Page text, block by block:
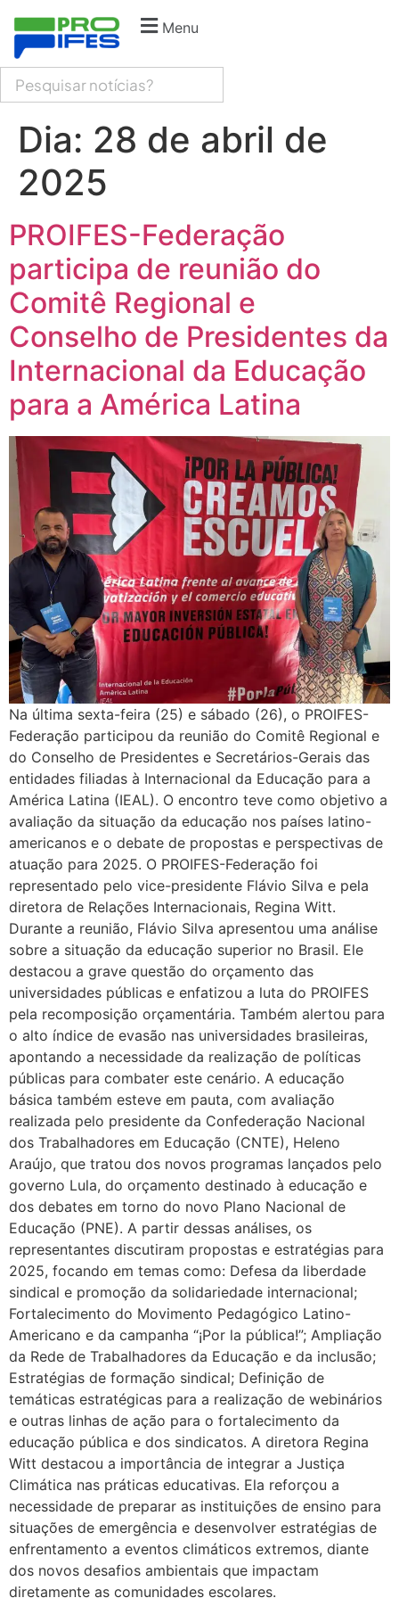
Menu
Dia: 28 de abril de
2025
PROIFES-Federação
participa de reunião do
Comitê Regional e
Conselho de Presidentes da
Internacional da Educação
para a América Latina
Na última sexta-feira (25) e sábado (26), o PROIFES-
Federação participou da reunião do Comitê Regional e
do Conselho de Presidentes e Secretários-Gerais das
entidades filiadas à Internacional da Educação para a
América Latina (IEAL). O encontro teve como objetivo a
avaliação da situação da educação nos países latino-
americanos e o debate de propostas e perspectivas de
atuação para 2025. O PROIFES-Federação foi
representado pelo vice-presidente Flávio Silva e pela
diretora de Relações Internacionais, Regina Witt.
Durante a reunião, Flávio Silva apresentou uma análise
sobre a situação da educação superior no Brasil. Ele
destacou a grave questão do orçamento das
universidades públicas e enfatizou a luta do PROIFES
pela recomposição orçamentária. Também alertou para
o alto índice de evasão nas universidades brasileiras,
apontando a necessidade da realização de políticas
públicas para combater este cenário. A educação
básica também esteve em pauta, com avaliação
realizada pelo presidente da Confederação Nacional
dos Trabalhadores em Educação (CNTE), Heleno
Araújo, que tratou dos novos programas lançados pelo
governo Lula, do orçamento destinado à educação e
dos debates em torno do novo Plano Nacional de
Educação (PNE). A partir dessas análises, os
representantes discutiram propostas e estratégias para
2025, focando em temas como: Defesa da liberdade
sindical e promoção da solidariedade internacional;
Fortalecimento do Movimento Pedagógico Latino-
Americano e da campanha “¡Por la pública!”; Ampliação
da Rede de Trabalhadores da Educação e da inclusão;
Estratégias de formação sindical; Definição de
temáticas estratégicas para a realização de webinários
e outras linhas de ação para o fortalecimento da
educação pública e dos sindicatos. A diretora Regina
Witt destacou a importância de integrar a Justiça
Climática nas práticas educativas. Ela reforçou a
necessidade de preparar as instituições de ensino para
situações de emergência e desenvolver estratégias de
enfrentamento a eventos climáticos extremos, diante
dos novos desafios ambientais que impactam
diretamente as comunidades escolares.